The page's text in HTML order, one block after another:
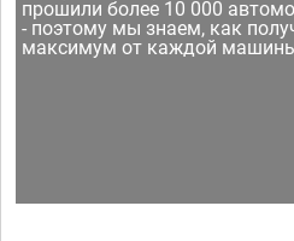
прошили более 10 000
- поэтому мы знаем, как
максимум от каждой